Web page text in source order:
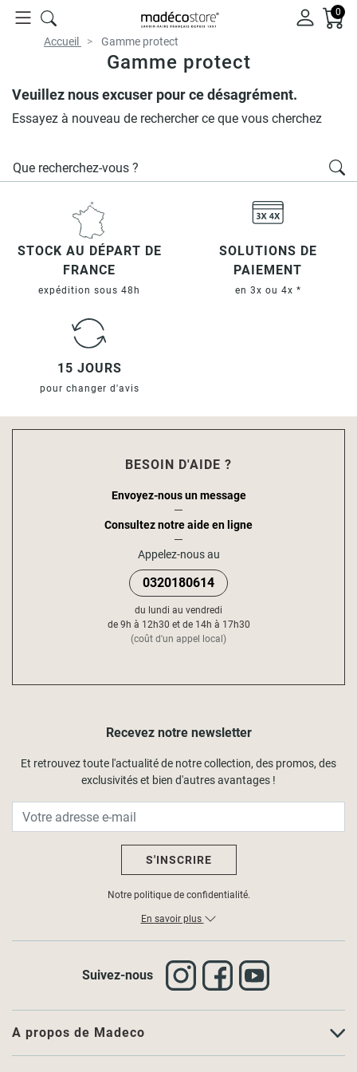
0
Accueil Gamme protect
Gamme protect
Veuillez nous excuser pour ce désagrément.
Essayez à nouveau de rechercher ce que vous cherchez
STOCK AU DÉPART DE
FRANCE
expédition sous 48h
SOLUTIONS DE
PAIEMENT
en 3x ou 4x *
15 JOURS
pour changer d'avis
A propos de Madeco
Recevez notre newsletter
Et retrouvez toute l'actualité de notre collection, des promos, des
exclusivités et bien d'autres avantages !
S'INSCRIRE
Notre politique de confidentialité.
En savoir plus
Suivez-nous
BESOIN D'AIDE ?
Envoyez-nous un message
Consultez notre aide en ligne
Appelez-nous au
0320180614
du lundi au vendredi
de 9h à 12h30 et de 14h à 17h30
(coût d'un appel local)